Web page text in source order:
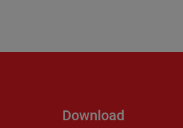
Download